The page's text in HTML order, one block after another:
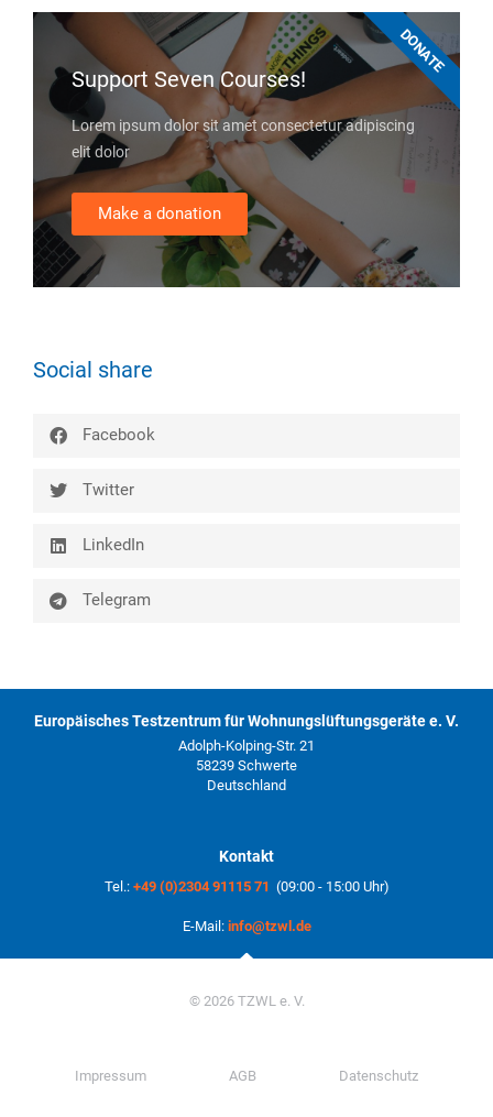
Support Seven Courses!
Lorem ipsum dolor sit amet consectetur adipiscing
elit dolor
Make a donation
DONATE
Social share
Facebook
Twitter
LinkedIn
Telegram
Europäisches Testzentrum für Wohnungslüftungsgeräte e. V.
Adolph-Kolping-Str. 21
58239 Schwerte
Deutschland
Kontakt
Tel.: +49 (0)2304 91115 71 (09:00 - 15:00 Uhr)
E-Mail: info@tzwl.de
© 2026 TZWL e. V.
Impressum AGB Datenschutz